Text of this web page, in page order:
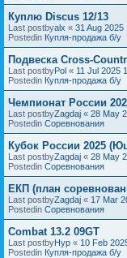
Куплю Discus 12/13
Last postbyalx « 31 Aug 2025
Postedin Купля-продажа б/у
Подвеска Cross-
Last postbyPol « 11 Jul 2025
Postedin Купля-продажа б/у
Чемпионат России
Last postbyZagdaj « 28 May
Postedin Соревнования
Кубок России 2025
Last postbyZagdaj « 28 May
Postedin Соревнования
ЕКП (план
Last postbyZagdaj « 17 Mar
Postedin Соревнования
Combat 13.2 09GT
Last postbyНур « 10 Feb
Postedin Купля-продажа б/у